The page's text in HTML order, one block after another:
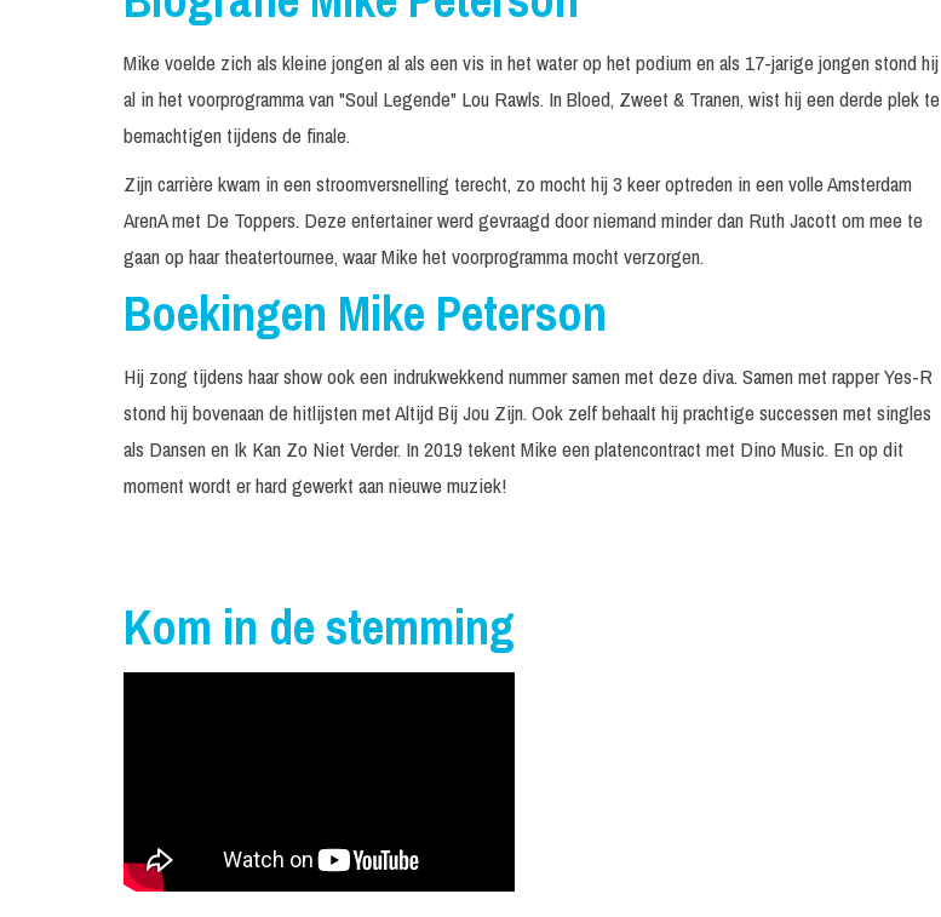
Mike voelde zich als kleine jongen al als een vis in het water op het podium en als 17-jarige jongen stond hij
al in het voorprogramma van "Soul Legende" Lou Rawls. In Bloed, Zweet & Tranen, wist hij een derde plek te
bemachtigen tijdens de finale.
Zijn carrière kwam in een stroomversnelling terecht, zo mocht hij 3 keer optreden in een volle Amsterdam
ArenA met De Toppers. Deze entertainer werd gevraagd door niemand minder dan Ruth Jacott om mee te
gaan op haar theatertournee, waar Mike het voorprogramma mocht verzorgen.
Boekingen Mike Peterson
Hij zong tijdens haar show ook een indrukwekkend nummer samen met deze diva. Samen met rapper Yes-R
stond hij bovenaan de hitlijsten met Altijd Bij Jou Zijn. Ook zelf behaalt hij prachtige successen met singles
als Dansen en Ik Kan Zo Niet Verder. In 2019 tekent Mike een platencontract met Dino Music. En op dit
moment wordt er hard gewerkt aan nieuwe muziek!
Kom in de stemming